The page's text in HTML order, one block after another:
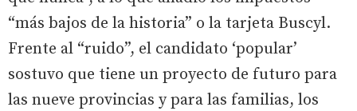
“más bajos de la historia” o la tarjeta Buscyl.
Frente al “ruido”, el candidato ‘popular’
sostuvo que tiene un proyecto de futuro para
las nueve provincias y para las familias, los